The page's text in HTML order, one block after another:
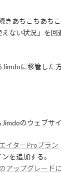
あちこちあちこ
えない状況」を
に移管した
のウェブサ
イターProプラン
を追加する。
アップグレード